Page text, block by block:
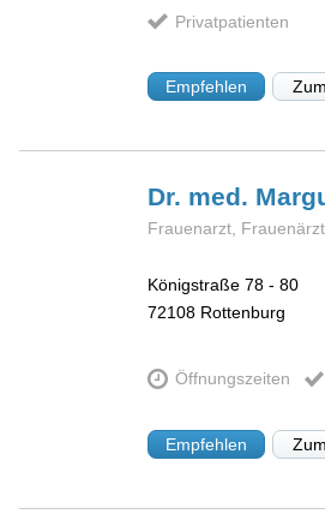
Privatpatienten
Empfehlen
Dr. med.
Frauenarzt,
Königstraße 78 - 80
72108 Rottenburg
Öffnungszeiten
Empfehlen